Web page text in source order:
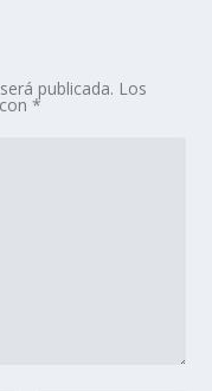
publicada. Los
*